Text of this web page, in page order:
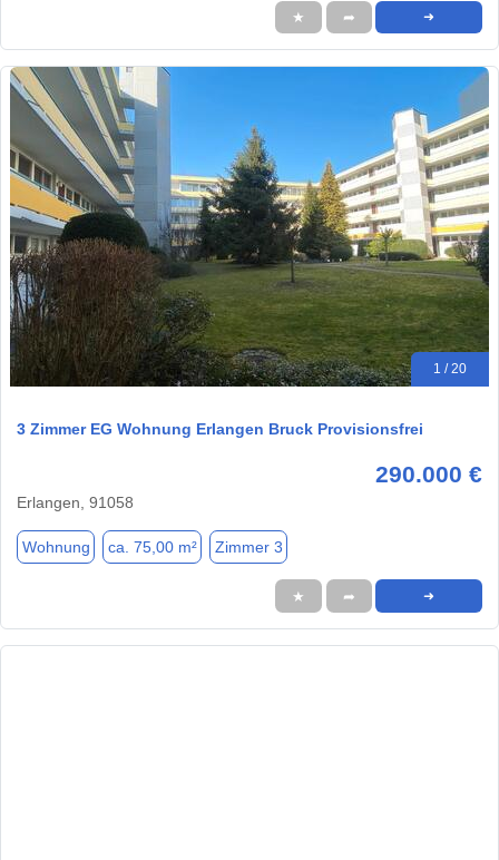
★ ➦ ➜
1 / 20
3 Zimmer EG Wohnung Erlangen Bruck Provisionsfrei
290.000 €
Erlangen, 91058
Wohnung ca. 75,00 m² Zimmer 3
★ ➦ ➜